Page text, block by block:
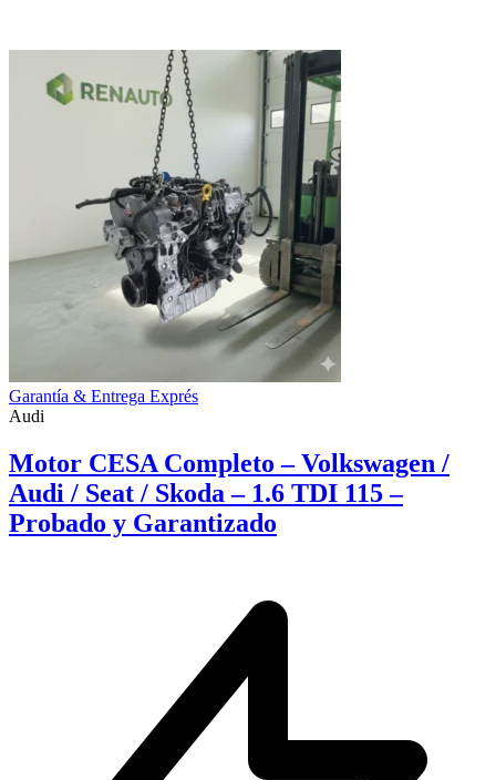
Garantía & Entrega Exprés
Audi
Motor CESA Completo – Volkswagen /
Audi / Seat / Skoda – 1.6 TDI 115 –
Probado y Garantizado